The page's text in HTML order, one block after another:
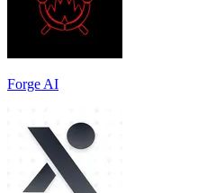
Forge AI